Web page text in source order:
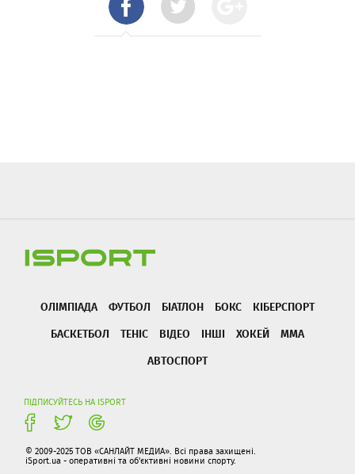
ОЛІМПІАДА ФУТБОЛ БІАТЛОН БОКС
КІБЕРСПОРТ
БАСКЕТБОЛ
ТЕНІС ВІДЕО ІНШІ ХОКЕЙ
ММА
АВТОСПОРТ
ПІДПИСУЙТЕСЬ НА ISPORT
© 2009-2025 ТОВ «САНЛАЙТ МЕДИА». Всі права захищені.
iSport.ua - оперативні та об'єктивні новини спорту.